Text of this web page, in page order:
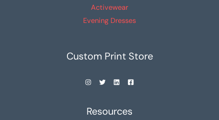
Activewear
Evening Dresses
Custom Print Store
Resources